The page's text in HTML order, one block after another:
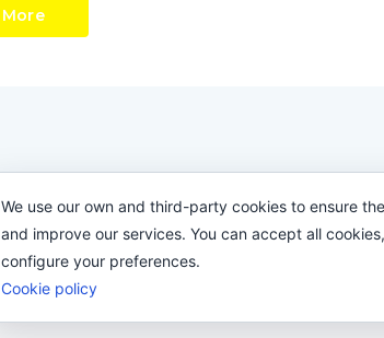
More
We use our own and third-party cookies to ensure
and improve our services. You can accept all
configure your preferences.
Cookie policy